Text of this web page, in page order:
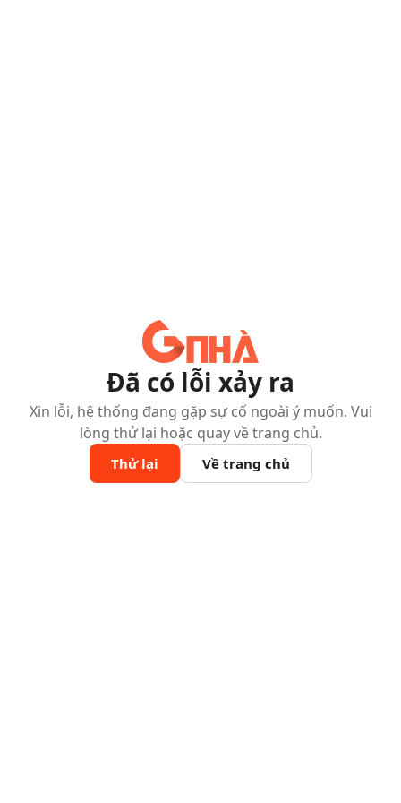
Đã có lỗi xảy ra
Xin lỗi, hệ thống đang gặp sự cố ngoài ý muốn. Vui
lòng thử lại hoặc quay về trang chủ.
Thử lại Về trang chủ